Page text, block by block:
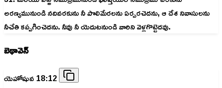
అరణ్యమునుండి నదివరకును నీ పొలిమేరలను ఏర్పరచెదను, ఆ దేశ నివాసులను
నీచేతి కప్పగించెదను. నీవు నీ యెదుటనుండి వారిని వెళ్లగొట్టెదవు.
బెథావెన్
యెహోషువ 18:12